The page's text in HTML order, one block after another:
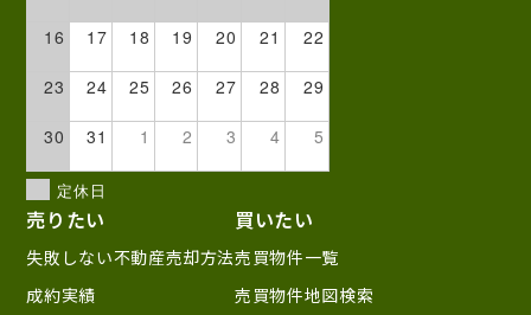
16 17 18 19 20 21 22
23 24 25 26 27 28 29
30 31 1 2 3 4 5
定休日
売りたい
失敗しない不動産売却方法
成約実績
買いたい
売買物件一覧
売買物件地図検索